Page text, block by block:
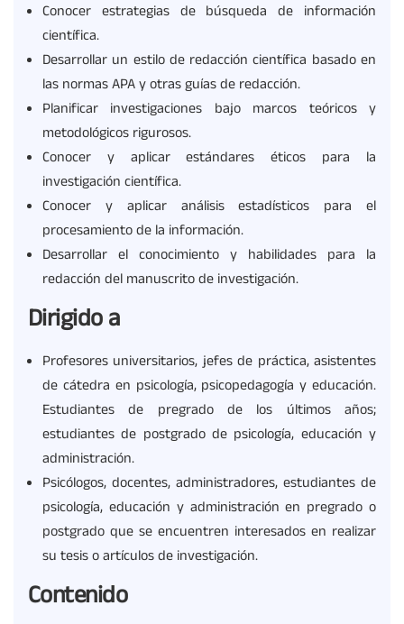
Conocer estrategias de búsqueda de información
científica.
Desarrollar un estilo de redacción científica basado en
las normas APA y otras guías de redacción.
Planificar investigaciones bajo marcos teóricos y
metodológicos rigurosos.
Conocer y aplicar estándares éticos para la
investigación científica.
Conocer y aplicar análisis estadísticos para el
procesamiento de la información.
Desarrollar el conocimiento y habilidades para la
redacción del manuscrito de investigación.
Dirigido a
Profesores universitarios, jefes de práctica, asistentes
de cátedra en psicología, psicopedagogía y educación.
Estudiantes de pregrado de los últimos años;
estudiantes de postgrado de psicología, educación y
administración.
Psicólogos, docentes, administradores, estudiantes de
psicología, educación y administración en pregrado o
postgrado que se encuentren interesados en realizar
su tesis o artículos de investigación.
Contenido